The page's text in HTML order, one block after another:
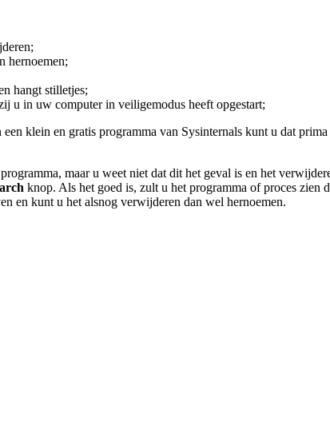
hernoemen;
hangt stilletjes;
u in uw computer in veiligemodus heeft opgestart;
klein en gratis programma van Sysinternals kunt u dat
maar u weet niet dat dit het geval is en het
knop. Als het goed is, zult u het programma of proces
en kunt u het alsnog verwijderen dan wel hernoemen.